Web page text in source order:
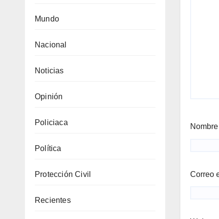
Mundo
Nacional
Noticias
Opinión
Policiaca
Política
Protección Civil
Recientes
Nombre
Correo